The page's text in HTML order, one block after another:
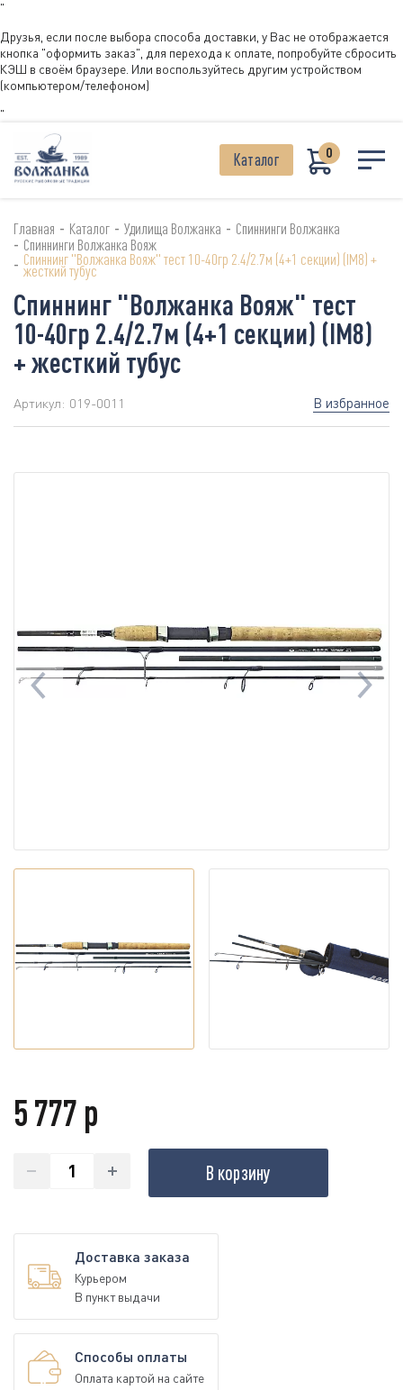
"
Друзья, если после выбора способа доставки, у Вас не отображается
кнопка "оформить заказ", для перехода к оплате, попробуйте сбросить
КЭШ в своём браузере. Или воспользуйтесь другим устройством
(компьютером/телефоном)
"
Каталог 0
Главная - Каталог - Удилища Волжанка - Спиннинги Волжанка
- Спиннинги Волжанка Вояж
- Спиннинг "Волжанка Вояж" тест 10-40гр 2.4/2.7м (4+1 секции) (IM8) +
жесткий тубус
Спиннинг "Волжанка Вояж" тест
10-40гр 2.4/2.7м (4+1 секции) (IM8)
+ жесткий тубус
Артикул: 019-0011 В избранное
5 777 р
В корзину
Доставка заказа
Курьером
В пункт выдачи
Способы оплаты
Оплата картой на сайте